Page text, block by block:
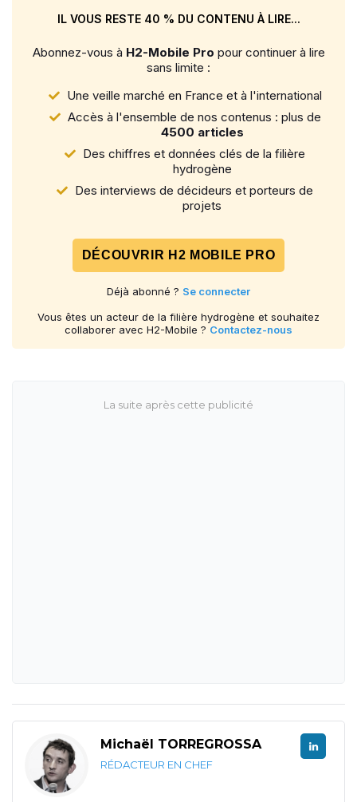
IL VOUS RESTE 40 % DU CONTENU À LIRE...
Abonnez-vous à H2-Mobile Pro pour continuer à lire
sans limite :
Une veille marché en France et à l'international
Accès à l'ensemble de nos contenus : plus de
4500 articles
Des chiffres et données clés de la filière
hydrogène
Des interviews de décideurs et porteurs de
projets
DÉCOUVRIR H2 MOBILE PRO
Déjà abonné ? Se connecter
Vous êtes un acteur de la filière hydrogène et souhaitez
collaborer avec H2-Mobile ? Contactez-nous
Michaël TORREGROSSA
RÉDACTEUR EN CHEF